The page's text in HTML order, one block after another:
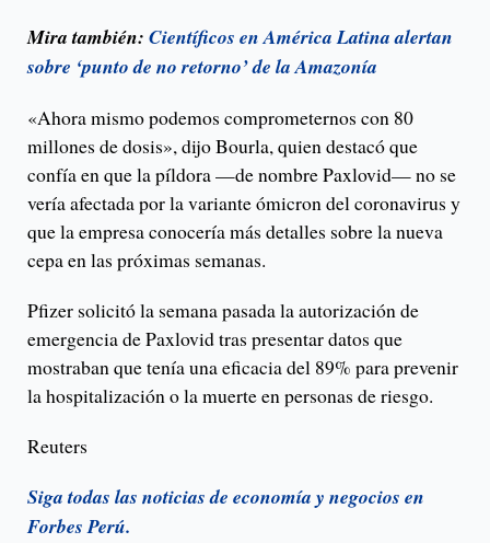
Mira también: Científicos en América Latina alertan
sobre ‘punto de no retorno’ de la Amazonía
«Ahora mismo podemos comprometernos con 80
millones de dosis», dijo Bourla, quien destacó que
confía en que la píldora —de nombre Paxlovid— no se
vería afectada por la variante ómicron del coronavirus y
que la empresa conocería más detalles sobre la nueva
cepa en las próximas semanas.
Pfizer solicitó la semana pasada la autorización de
emergencia de Paxlovid tras presentar datos que
mostraban que tenía una eficacia del 89% para prevenir
la hospitalización o la muerte en personas de riesgo.
Reuters
Siga todas las noticias de economía y negocios en
Forbes Perú.